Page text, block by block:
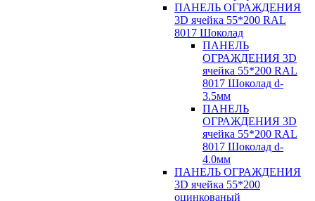
ПАНЕЛЬ ОГРАЖДЕНИЯ
3D ячейка 55*200 RAL
8017 Шоколад
ПАНЕЛЬ
ОГРАЖДЕНИЯ 3D
ячейка 55*200 RAL
8017 Шоколад d-
3.5мм
ПАНЕЛЬ
ОГРАЖДЕНИЯ 3D
ячейка 55*200 RAL
8017 Шоколад d-
4.0мм
ПАНЕЛЬ ОГРАЖДЕНИЯ
3D ячейка 55*200
оцинкованый